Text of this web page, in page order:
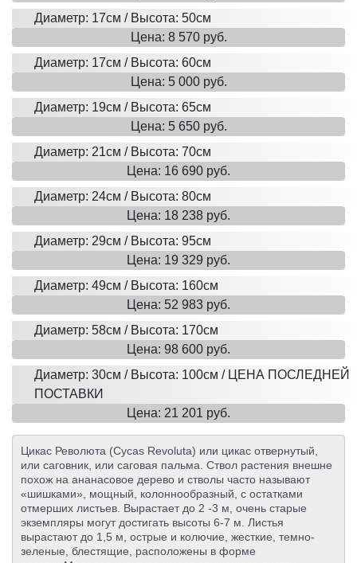
Диаметр: 17см / Высота: 50см
Цена: 8 570 руб.
Диаметр: 17см / Высота: 60см
Цена: 5 000 руб.
Диаметр: 19см / Высота: 65см
Цена: 5 650 руб.
Диаметр: 21см / Высота: 70см
Цена: 16 690 руб.
Диаметр: 24см / Высота: 80см
Цена: 18 238 руб.
Диаметр: 29см / Высота: 95см
Цена: 19 329 руб.
Диаметр: 49см / Высота: 160см
Цена: 52 983 руб.
Диаметр: 58см / Высота: 170см
Цена: 98 600 руб.
Диаметр: 30см / Высота: 100см / ЦЕНА ПОСЛЕДНЕЙ
ПОСТАВКИ
Цена: 21 201 руб.
Цикас Революта (Cycas Revoluta) или цикас отвернутый,
или саговник, или саговая пальма. Ствол растения внешне
похож на ананасовое дерево и стволы часто называют
«шишками», мощный, колоннообразный, с остатками
отмерших листьев. Вырастает до 2 -3 м, очень старые
экземпляры могут достигать высоты 6-7 м. Листья
вырастают до 1,5 м, острые и колючие, жесткие, темно-
зеленые, блестящие, расположены в форме